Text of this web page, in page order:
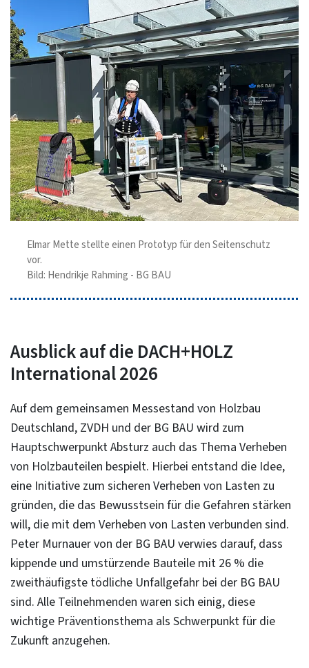
Elmar Mette stellte einen Prototyp für den Seitenschutz
vor.
Bild: Hendrikje Rahming - BG BAU
Ausblick auf die DACH+HOLZ
International 2026
Auf dem gemeinsamen Messestand von Holzbau
Deutschland, ZVDH und der BG BAU wird zum
Hauptschwerpunkt Absturz auch das Thema Verheben
von Holzbauteilen bespielt. Hierbei entstand die Idee,
eine Initiative zum sicheren Verheben von Lasten zu
gründen, die das Bewusstsein für die Gefahren stärken
will, die mit dem Verheben von Lasten verbunden sind.
Peter Murnauer von der BG BAU verwies darauf, dass
kippende und umstürzende Bauteile mit 26 % die
zweithäufigste tödliche Unfallgefahr bei der BG BAU
sind. Alle Teilnehmenden waren sich einig, diese
wichtige Präventionsthema als Schwerpunkt für die
Zukunft anzugehen.